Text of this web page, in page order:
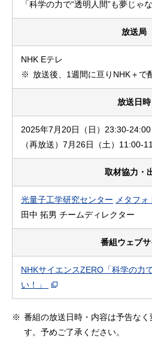
「科学の力で“透明人間”も夢じゃな
放送局
NHK Eテレ
※ 放送後、1週間に亘りNHK＋で
放送日時
2025年7月20日（日）23:30-24:00
（再放送）7月26日（土）11:00-
取材協力・
光量子工学研究センター メタフ
田中 拓男 チームディレクター
番組ウェブサ
NHKサイエンスZERO「科学の力
い！」
※ 番組の放送日時・内容は予告な
す。予めご了承ください。